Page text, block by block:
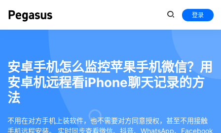
登录
安卓手机怎么监控苹果手机微信？用
安卓机远程看iPhone聊天记录的方
法
不用在对方手机上装软件，也不需要对方同意授权，甚至不用接触
手机远程安装。 实时同步查看微信、抖音、WhatsApp、Facebook